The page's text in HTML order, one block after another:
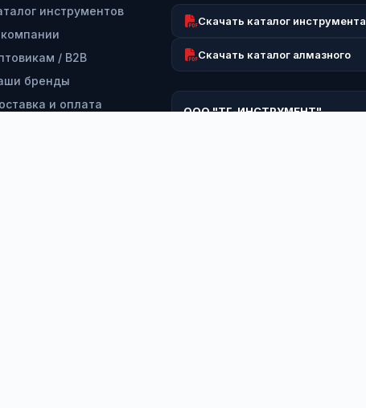
инструментов
/ B2B
бренды
и оплата
Скачать каталог инструмента
Скачать каталог алмазного
ООО "ТГ-ИНСТРУМЕНТ"